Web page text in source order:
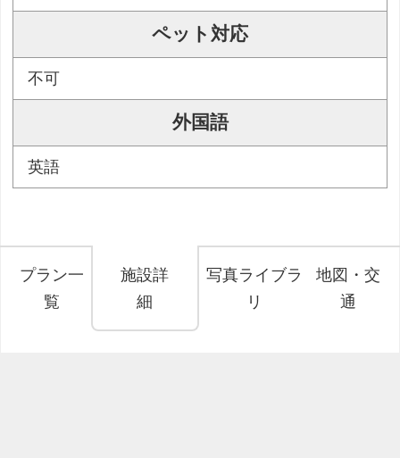
ペット対応
不可
外国語
英語
プラン一
覧
施設詳
細
写真ライブラ
リ
地図・交
通